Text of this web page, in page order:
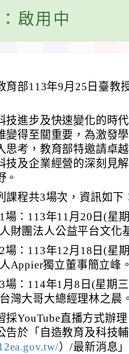
啟用中
育部113年9月25日臺教
技進步及快速變化的時
變得至關重要，為激發
思考，教育部特邀請卓
技及企業經營的深刻見
。
課程共3場次，資訊如下
場：113年11月20日(星
財團法人公益平台文化
場：113年12月18日(星
Appier獨立董事簡立峰
場：114年1月8日(星期
灣大哥大總經理林之晨
採YouTube直播方式辦
告於「自造教育及科技
）/最新消息